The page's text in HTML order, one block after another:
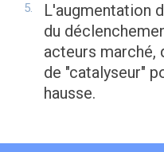
L'augmentation
du
acteurs marché,
de "catalyseur"
hausse.